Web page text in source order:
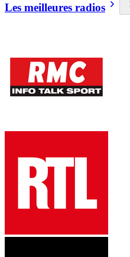
Les meilleures radios